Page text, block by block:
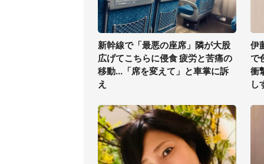
新幹線で「最悪の座席」隣が大股
広げてこちらに侵食 疲労と苦痛の
移動...「席を変えて」と車掌に訴
え
伊
で
衝
し